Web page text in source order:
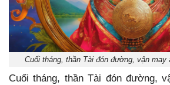
Cuối tháng, thần Tài đón đường, vận may
Cuối tháng, thần Tài đón đường,